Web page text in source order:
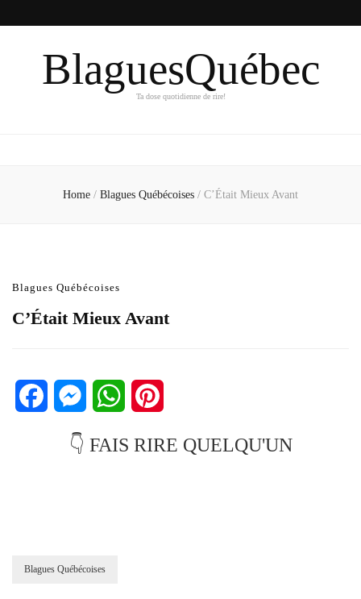
BlaguesQuébec
Ta dose quotidienne de rire!
Home / Blagues Québécoises / C’Était Mieux Avant
Blagues Québécoises
C’Était Mieux Avant
FacebookMessengerWhatsApp
👇 FAIS RIRE QUELQU'UN
Blagues Québécoises